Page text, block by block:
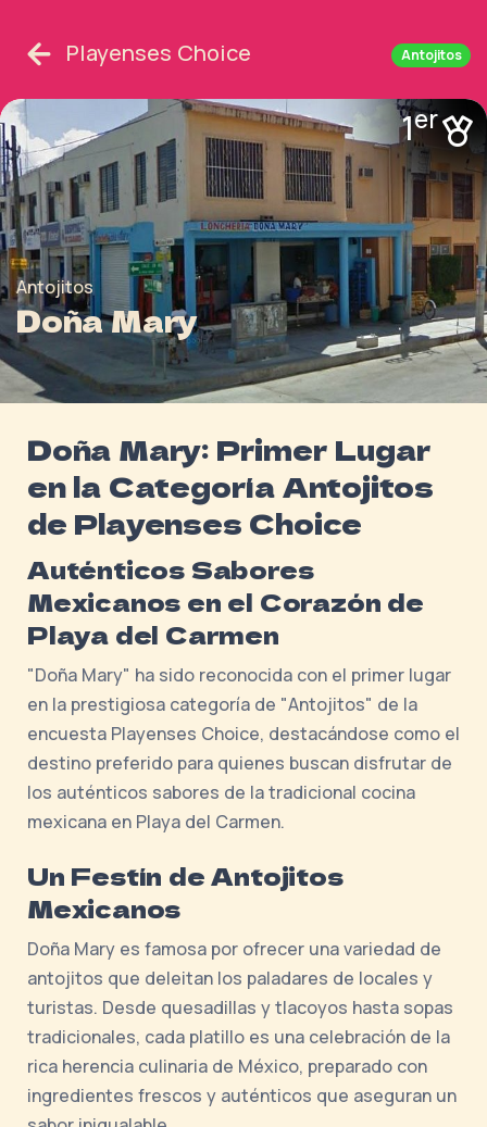
Playenses Choice Antojitos
1er
Antojitos
Doña Mary
Doña Mary: Primer Lugar
en la Categoría Antojitos
de Playenses Choice
Auténticos Sabores
Mexicanos en el Corazón de
Playa del Carmen
"Doña Mary" ha sido reconocida con el primer lugar
en la prestigiosa categoría de "Antojitos" de la
encuesta Playenses Choice, destacándose como el
destino preferido para quienes buscan disfrutar de
los auténticos sabores de la tradicional cocina
mexicana en Playa del Carmen.
Un Festín de Antojitos
Mexicanos
Doña Mary es famosa por ofrecer una variedad de
antojitos que deleitan los paladares de locales y
turistas. Desde quesadillas y tlacoyos hasta sopas
tradicionales, cada platillo es una celebración de la
rica herencia culinaria de México, preparado con
ingredientes frescos y auténticos que aseguran un